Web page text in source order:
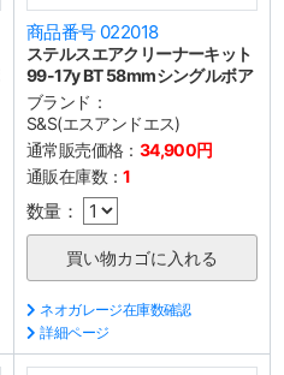
商品番号 022018
ステルスエアクリーナーキット
99-17y BT 58mmシングルボア
ブランド：
S&S(エスアンドエス)
通常販売価格： 34,900円
通販在庫数：1
数量：
ネオガレージ在庫数確認
詳細ページ